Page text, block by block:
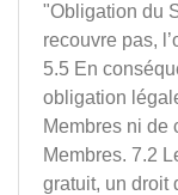
"Obligation du
recouvre pas,
5.5 En
obligation
Membres ni de
Membres. 7.2
gratuit, un droit